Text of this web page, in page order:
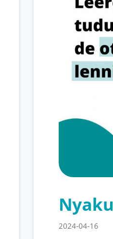
2024-04-16